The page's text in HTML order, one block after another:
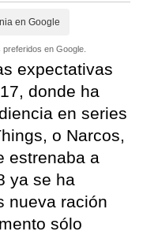
en Google
en Google.
expectativas
donde ha
en series
o Narcos,
estrenaba a
ya se ha
nueva ración
sólo